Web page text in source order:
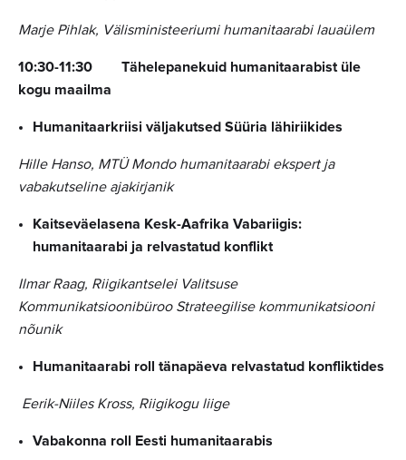
Marje Pihlak, Välisministeeriumi humanitaarabi lauaülem
10:30-11:30 Tähelepanekuid humanitaarabist üle
kogu maailma
Humanitaarkriisi väljakutsed Süüria lähiriikides
Hille Hanso, MTÜ Mondo humanitaarabi ekspert ja
vabakutseline ajakirjanik
Kaitseväelasena Kesk-Aafrika Vabariigis:
humanitaarabi ja relvastatud konflikt
Ilmar Raag, Riigikantselei Valitsuse
Kommunikatsioonibüroo Strateegilise kommunikatsiooni
nõunik
Humanitaarabi roll tänapäeva relvastatud konfliktides
Eerik-Niiles Kross, Riigikogu liige
Vabakonna roll Eesti humanitaarabis